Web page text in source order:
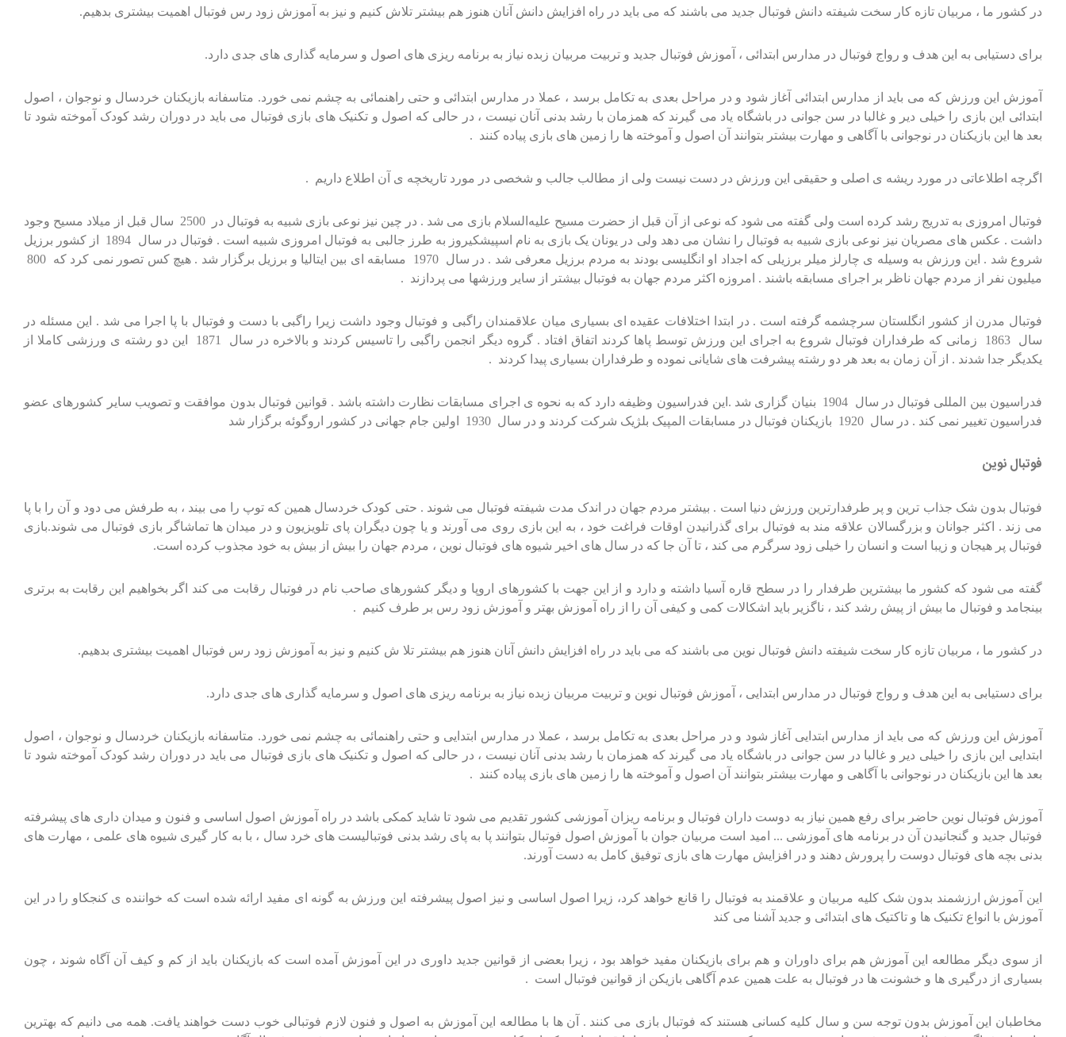
در کشور ما ، مربیان تازه کار سخت شیفته دانش فوتبال جدید می باشند که می باید در راه افزایش دانش آنان هنوز هم بیشتر تلاش کنیم و نیز به آموزش زود رس فوتبال اهمیت بیشتری بدهیم.
برای دستیابی به این هدف و رواج فوتبال در مدارس ابتدائی ، آموزش فوتبال جدید و تربیت مربیان زبده نیاز به برنامه ریزی های اصول و سرمایه گذاری های جدی دارد.
آموزش این ورزش که می باید از مدارس ابتدائی آغاز شود و در مراحل بعدی به تکامل برسد ، عملا در مدارس ابتدائی و حتی راهنمائی به چشم نمی خورد. متاسفانه بازیکنان خردسال و نوجوان ، اصول
ابتدائی این بازی را خیلی دیر و غالبا در سن جوانی در باشگاه یاد می گیرند که همزمان با رشد بدنی آنان نیست ، در حالی که اصول و تکنیک های بازی فوتبال می باید در دوران رشد کودک آموخته شود تا
بعد ها این بازیکنان در نوجوانی با آگاهی و مهارت بیشتر بتوانند آن اصول و آموخته ها را زمین های بازی پیاده کنند .
اگرچه اطلاعاتی در مورد ریشه ی اصلی و حقیقی این ورزش در دست نیست ولی از مطالب جالب و شخصی در مورد تاریخچه ی آن اطلاع داریم .
فوتبال امروزی به تدریج رشد کرده است ولی گفته می شود که نوعی از آن قبل از حضرت مسیح علیه‌السلام بازی می شد . در چین نیز نوعی بازی شبیه به فوتبال در 2500 سال قبل از میلاد مسیح وجود
داشت . عکس های مصریان نیز نوعی بازی شبیه به فوتبال را نشان می دهد ولی در یونان یک بازی به نام اسپیشکیروز به طرز جالبی به فوتبال امروزی شبیه است . فوتبال در سال 1894 از کشور برزیل
شروع شد . این ورزش به وسیله ی چارلز میلر برزیلی که اجداد او انگلیسی بودند به مردم برزیل معرفی شد . در سال 1970 مسابقه ای بین ایتالیا و برزیل برگزار شد . هیچ کس تصور نمی کرد که 800
میلیون نفر از مردم جهان ناظر بر اجرای مسابقه باشند . امروزه اکثر مردم جهان به فوتبال بیشتر از سایر ورزشها می پردازند .
فوتبال مدرن از کشور انگلستان سرچشمه گرفته است . در ابتدا اختلافات عقیده ای بسیاری میان علاقمندان راگبی و فوتبال وجود داشت زیرا راگبی با دست و فوتبال با پا اجرا می شد . این مسئله در
سال 1863 زمانی که طرفداران فوتبال شروع به اجرای این ورزش توسط پاها کردند اتفاق افتاد . گروه دیگر انجمن راگبی را تاسیس کردند و بالاخره در سال 1871 این دو رشته ی ورزشی کاملا از
یکدیگر جدا شدند . از آن زمان به بعد هر دو رشته پیشرفت های شایانی نموده و طرفداران بسیاری پیدا کردند .
فدراسیون بین المللی فوتبال در سال 1904 بنیان گزاری شد .این فدراسیون وظیفه دارد که به نحوه ی اجرای مسابقات نظارت داشته باشد . قوانین فوتبال بدون موافقت و تصویب سایر کشورهای عضو
فدراسیون تغییر نمی کند . در سال 1920 بازیکنان فوتبال در مسابقات المپیک بلژیک شرکت کردند و در سال 1930 اولین جام جهانی در کشور اروگوئه برگزار شد
فوتبال نوین
فوتبال بدون شک جذاب ترین و پر طرفدارترین ورزش دنیا است . بیشتر مردم جهان در اندک مدت شیفته فوتبال می شوند . حتی کودک خردسال همین که توپ را می بیند ، به طرفش می دود و آن را با پا
می زند . اکثر جوانان و بزرگسالان علاقه مند به فوتبال برای گذرانیدن اوقات فراغت خود ، به این بازی روی می آورند و یا چون دیگران پای تلویزیون و در میدان ها تماشاگر بازی فوتبال می شوند.بازی
فوتبال پر هیجان و زیبا است و انسان را خیلی زود سرگرم می کند ، تا آن جا که در سال های اخیر شیوه های فوتبال نوین ، مردم جهان را بیش از بیش به خود مجذوب کرده است.
گفته می شود که کشور ما بیشترین طرفدار را در سطح قاره آسیا داشته و دارد و از این جهت با کشورهای اروپا و دیگر کشورهای صاحب نام در فوتبال رقابت می کند اگر بخواهیم این رقابت به برتری
بینجامد و فوتبال ما بیش از پیش رشد کند ، ناگزیر باید اشکالات کمی و کیفی آن را از راه آموزش بهتر و آموزش زود رس بر طرف کنیم .
در کشور ما ، مربیان تازه کار سخت شیفته دانش فوتبال نوین می باشند که می باید در راه افزایش دانش آنان هنوز هم بیشتر تلا ش کنیم و نیز به آموزش زود رس فوتبال اهمیت بیشتری بدهیم.
برای دستیابی به این هدف و رواج فوتبال در مدارس ابتدایی ، آموزش فوتبال نوین و تربیت مربیان زبده نیاز به برنامه ریزی های اصول و سرمایه گذاری های جدی دارد.
آموزش این ورزش که می باید از مدارس ابتدایی آغاز شود و در مراحل بعدی به تکامل برسد ، عملا در مدارس ابتدایی و حتی راهنمائی به چشم نمی خورد. متاسفانه بازیکنان خردسال و نوجوان ، اصول
ابتدایی این بازی را خیلی دیر و غالبا در سن جوانی در باشگاه یاد می گیرند که همزمان با رشد بدنی آنان نیست ، در حالی که اصول و تکنیک های بازی فوتبال می باید در دوران رشد کودک آموخته شود تا
بعد ها این بازیکنان در نوجوانی با آگاهی و مهارت بیشتر بتوانند آن اصول و آموخته ها را زمین های بازی پیاده کنند .
آموزش فوتبال نوین حاضر برای رفع همین نیاز به دوست داران فوتبال و برنامه ریزان آموزشی کشور تقدیم می شود تا شاید کمکی باشد در راه آموزش اصول اساسی و فنون و میدان داری های پیشرفته
فوتبال جدید و گنجانیدن آن در برنامه های آموزشی ... امید است مربیان جوان با آموزش اصول فوتبال بتوانند پا به پای رشد بدنی فوتبالیست های خرد سال ، با به کار گیری شیوه های علمی ، مهارت های
بدنی بچه های فوتبال دوست را پرورش دهند و در افزایش مهارت های بازی توفیق کامل به دست آورند.
این آموزش ارزشمند بدون شک کلیه مربیان و علاقمند به فوتبال را قانع خواهد کرد، زیرا اصول اساسی و نیز اصول پیشرفته این ورزش به گونه ای مفید ارائه شده است که خواننده ی کنجکاو را در این
آموزش با انواع تکنیک ها و تاکتیک های ابتدائی و جدید آشنا می کند
از سوی دیگر مطالعه این آموزش هم برای داوران و هم برای بازیکنان مفید خواهد بود ، زیرا بعضی از قوانین جدید داوری در این آموزش آمده است که بازیکنان باید از کم و کیف آن آگاه شوند ، چون
بسیاری از درگیری ها و خشونت ها در فوتبال به علت همین عدم آگاهی بازیکن از قوانین فوتبال است .
مخاطبان این آموزش بدون توجه سن و سال کلیه کسانی هستند که فوتبال بازی می کنند . آن ها با مطالعه این آموزش به اصول و فنون لازم فوتبالی خوب دست خواهند یافت. همه می دانیم که بهترین